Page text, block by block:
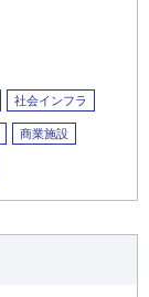
社会インフラ
商業施設